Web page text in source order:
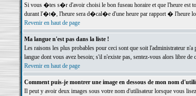
Si vous �tes s�r d'avoir choisi le bon fuseau horaire et que l'heure
durant l'�t�, l'heure sera d�cal�e d'une heure par rapport � l'heure
Revenir en haut de page
Ma langue n'est pas dans la liste !
Les raisons les plus probables pour ceci sont que soit l'administrateur
langue dont vous avez besoin; s'il n'existe pas, sentez-vous alors libre
Revenir en haut de page
Comment puis-je montrer une image en dessous de mon nom
Il peut y avoir deux images sous votre nom d'utilisateur lorsque vous